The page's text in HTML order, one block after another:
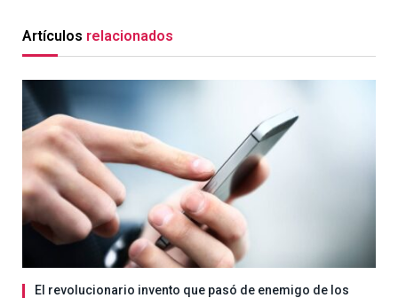
Artículos relacionados
El revolucionario invento que pasó de enemigo de los